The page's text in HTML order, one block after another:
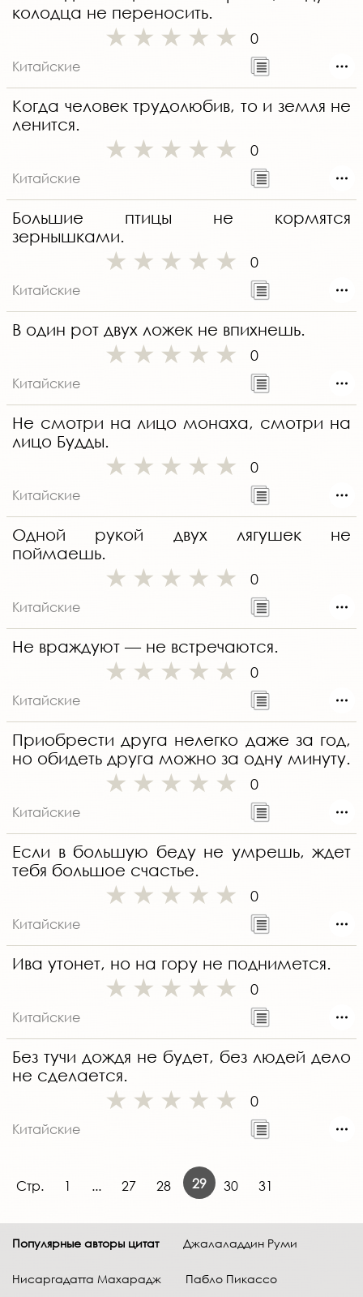
колодца не переносить.
0
Китайские
Когда человек трудолюбив, то и земля не
ленится.
0
Китайские
Большие птицы не кормятся
зернышками.
0
Китайские
В один рот двух ложек не впихнешь.
0
Китайские
Не смотри на лицо монаха, смотри на
лицо Будды.
0
Китайские
Одной рукой двух лягушек не
поймаешь.
0
Китайские
Не враждуют — не встречаются.
0
Китайские
Приобрести друга нелегко даже за год,
но обидеть друга можно за одну минуту.
0
Китайские
Если в большую беду не умрешь, ждет
тебя большое счастье.
0
Китайские
Ива утонет, но на гору не поднимется.
0
Китайские
Без тучи дождя не будет, без людей дело
не сделается.
0
Китайские
Стр. 1 ... 27 28 29 30 31
Популярные авторы цитат Джалаладдин Руми
Нисаргадатта Махарадж Пабло Пикассо